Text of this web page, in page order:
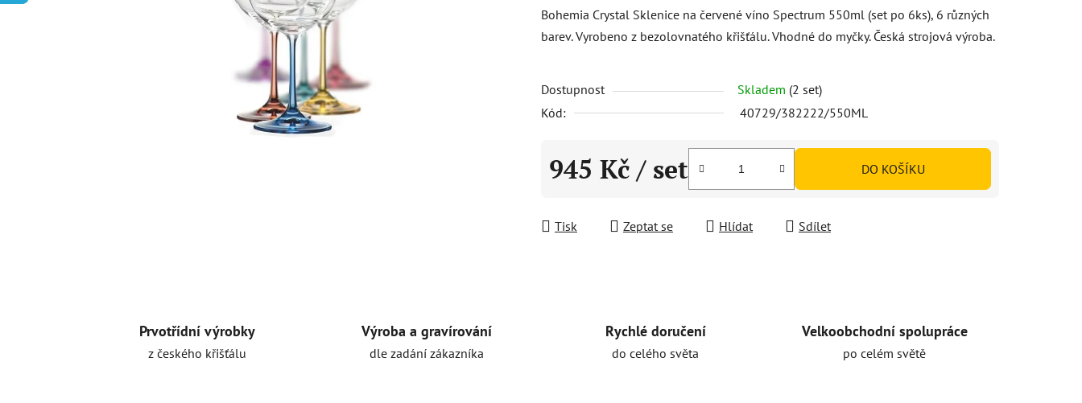
je
5,0
5
hvězdiček.
Bohemia Crystal Sklenice na červené víno Spectrum 550ml (set po 6ks), 6 různých
barev. Vyrobeno z bezolovnatého křišťálu. Vhodné do myčky. Česká strojová výroba.
Dostupnost Skladem (2 set)
Kód:
40729/382222/550ML
945 Kč / set DO KOŠÍKU
Tisk Zeptat se Hlídat Sdílet
Prvotřídní výrobky
z českého křišťálu
Výroba a gravírování
dle zadání zákazníka
Rychlé doručení
do celého světa
Velkoobchodní spolupráce
po celém světě